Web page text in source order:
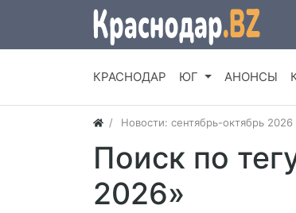
КРАСНОДАР ЮГ АНОНСЫ
Новости: сентябрь-октябрь 2026
Поиск по
2026»